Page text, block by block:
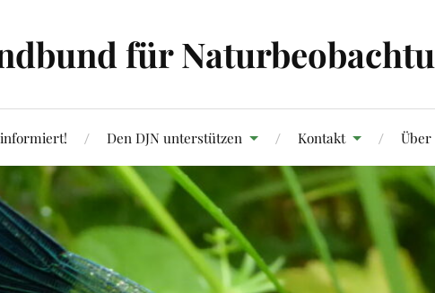
für
Den DJN unterstützen Kontakt Über